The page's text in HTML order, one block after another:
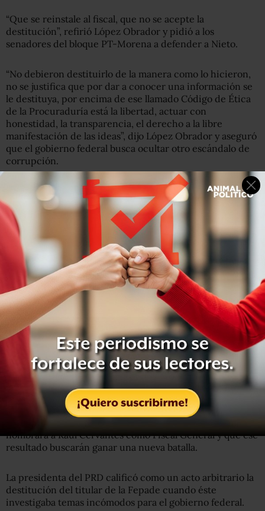
“Que se reinstale al fiscal, que no se acepte la
destitución”, refirió López Obrador y pidió a los
senadores del bloque PT-Morena a defender a Nieto.
“No debieron destituirlo de la manera como lo hicieron,
no se justifica que por dar a conocer una información se
le destituya, por encima de ese llamado Código de Ética
de la Procuraduría está la libertad, actuar con
honestidad, la transparencia, el derecho a la libre
manifestación de las ideas”, dijo López Obrador y aseguró
que el gobierno federal busca ocultar otro escándalo de
corrupción.
Por otra parte, Alejandra Barrales, presidenta nacional del
PRD, señaló que el Frente Ciudadano por México
intentará impedir la remoción de Santiago Nieto.
Barrales recordó que el Frente luchó porque no se
nombrara a Raúl Cervantes como Fiscal General y que ese
resultado buscarán ganar una nueva batalla.
La presidenta del PRD calificó como un acto arbitrario la
destitución del titular de la Fepade cuando éste
investigaba temas incómodos para el gobierno federal.